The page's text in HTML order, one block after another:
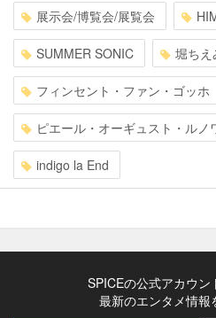
展示会/博覧会/展覧会
SUMMER SONIC 堀ちえ
フィンセント・ファン・ゴッホ
ピエール・オーギュスト・ルノ
indigo la End
SPICEの公式アカウン
最新のエンタメ情報